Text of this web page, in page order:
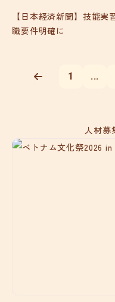
【日本経済新聞】技能
職要件明確に
1 ...
人材募